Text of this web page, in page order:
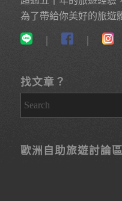
為了帶給你美好的旅遊
｜
找文章？
歐洲自助旅遊討論區